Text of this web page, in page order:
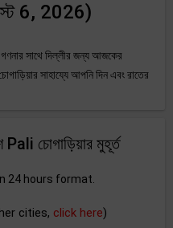
6, 2026)
সাথে দিল্লীর জন্য আজকের
সাহায্যে আপনি দিন এবং রাতের
চোগাড়িয়ার মুহূর্ত
24 hours format.
cities, click here)